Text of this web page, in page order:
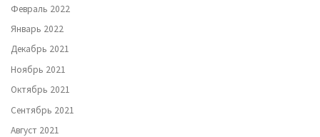
Февраль 2022
Январь 2022
Декабрь 2021
Ноябрь 2021
Октябрь 2021
Сентябрь 2021
Август 2021